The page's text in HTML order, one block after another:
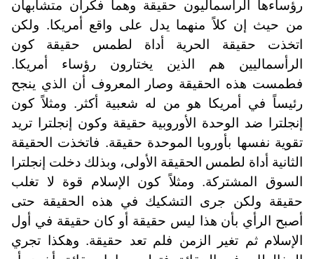
رؤساءها الرأسماليون حقيقة وهما فكران متشابهان
من حيث إن كلاً منهما يدل على واقع أمريكا. ولكن
اتخذت حقيقة الحرية أداة لطمس حقيقة كون
الرأسماليين هم الذين يختارون رؤساء أمريكا.
فطمست هذه الحقيقة وصار المعروف أن الذي ينجح
رئيساً في أمريكا هو من له شعبية أكثر. ومثلاً كون
إنجلترا ضد الوحدة الأوروبية حقيقة وكون إنجلترا تريد
تقوية نفسها بأوروبا الموحدة حقيقة. فاتخذت الحقيقة
الثانية أداة لطمس الحقيقة الأولى، وبذلك دخلت إنجلترا
السوق المشتركة. ومثلاً كون الإسلام قوة لا تغلب
حقيقة ولكن جرى التشكيك في هذه الحقيقة حتى
أصبح الرأي بأن هذا ليس حقيقة أو كان حقيقة في أول
الإسلام ثم تغير الزمن فلم تعد حقيقة. وهكذا تجري